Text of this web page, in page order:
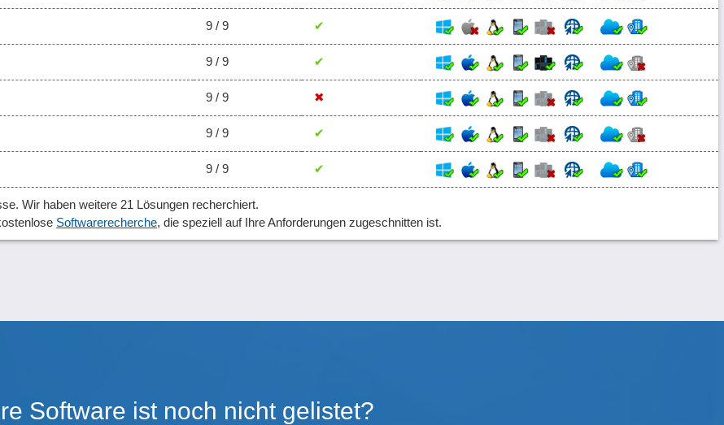
9 / 9 ✔
9 / 9 ✔
9 / 9 ✖
9 / 9 ✔
9 / 9 ✔
Wir haben weitere 21 Lösungen recherchiert.
Softwarerecherche, die speziell auf Ihre Anforderungen zugeschnitten ist.
Software ist noch nicht gelistet?